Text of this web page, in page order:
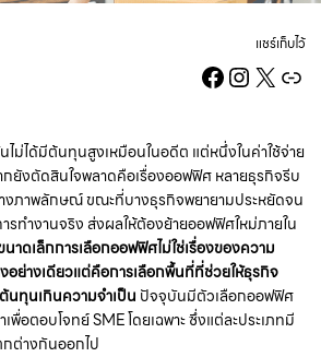
แชร์เก็บไว้
Facebook
X
ไม่ได้มีต้นทุนสูงเหมือนในอดีต แต่หนึ่งในค่าใช้จ่าย
ยังตัดสินใจพลาดคือเรื่องออฟฟิศ หลายธุรกิจรีบ
งภาพลักษณ์ ขณะที่บางธุรกิจพยายามประหยัดจน
รทำงานจริง ส่งผลให้ต้องย้ายออฟฟิศใหม่ภายใน
าดเล็กการเลือกออฟฟิศไม่ใช่เรื่องของความ
อย่างเดียวแต่คือการเลือกพื้นที่ที่ช่วยให้ธุรกิจ
ต้นทุนเกินความจำเป็น ปัจจุบันมีตัวเลือกออฟฟิศ
อตอบโจทย์ SME โดยเฉพาะ ซึ่งแต่ละประเภทมี
กต่างกันออกไป